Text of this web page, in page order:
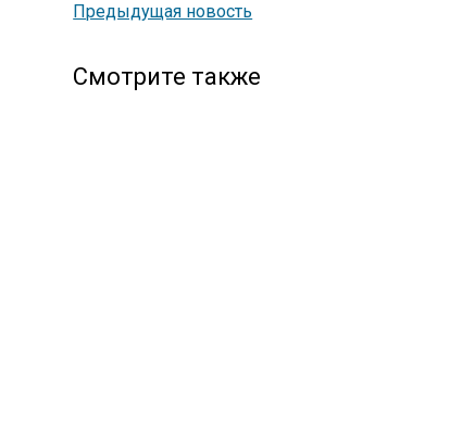
Предыдущая новость
Смотрите также